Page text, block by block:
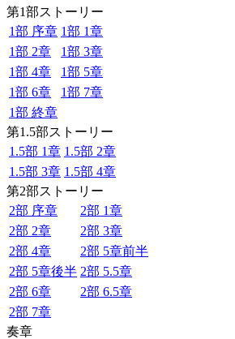
第1部ストーリー
1部 序章 1部 1章
1部 2章
1部 3章
1部 4章
1部 5章
1部 6章
1部 7章
1部 終章
第1.5部ストーリー
1.5部 1章 1.5部 2章
1.5部 3章 1.5部 4章
第2部ストーリー
2部 序章
2部 1章
2部 2章
2部 3章
2部 4章
2部 5章前半
2部 5章後半 2部 5.5章
2部 6章
2部 6.5章
2部 7章
奏章